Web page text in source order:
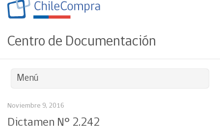
Centro de Documentación
Menú
Noviembre 9, 2016
Dictamen N° 2.242